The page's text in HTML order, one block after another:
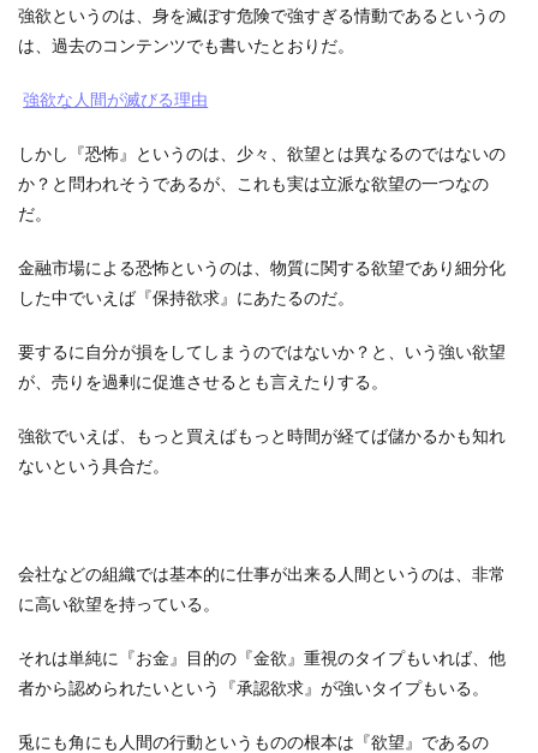
強欲というのは、身を滅ぼす危険で強すぎる情動であるというの
は、過去のコンテンツでも書いたとおりだ。
強欲な人間が滅びる理由
しかし『恐怖』というのは、少々、欲望とは異なるのではないの
か？と問われそうであるが、これも実は立派な欲望の一つなの
だ。
金融市場による恐怖というのは、物質に関する欲望であり細分化
した中でいえば『保持欲求』にあたるのだ。
要するに自分が損をしてしまうのではないか？と、いう強い欲望
が、売りを過剰に促進させるとも言えたりする。
強欲でいえば、もっと買えばもっと時間が経てば儲かるかも知れ
ないという具合だ。
会社などの組織では基本的に仕事が出来る人間というのは、非常
に高い欲望を持っている。
それは単純に『お金』目的の『金欲』重視のタイプもいれば、他
者から認められたいという『承認欲求』が強いタイプもいる。
兎にも角にも人間の行動というものの根本は『欲望』であるの